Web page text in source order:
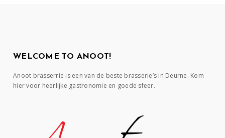
WELCOME TO ANOOT!
Anoot brasserrie is een van de beste brasserie’s in Deurne. Kom
hier voor heerlijke gastronomie en goede sfeer.